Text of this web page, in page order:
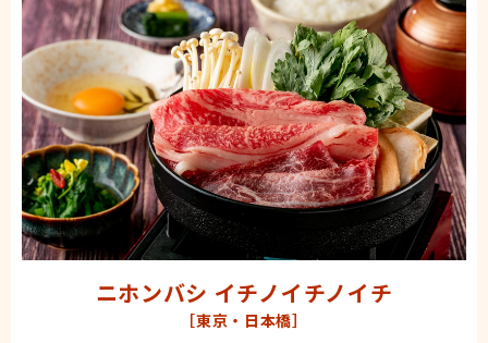
ニホンバシ イチノイチノイチ
［東京・日本橋］